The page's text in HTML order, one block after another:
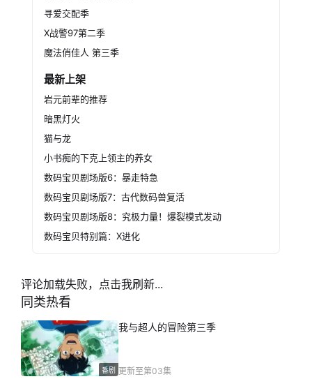
寻爱交配季
X战警97第二季
魔法俏佳人 第三季
最新上架
岩元前辈的推荐
暗黑灯火
猫与龙
小书痴的下克上领主的养女
数码宝贝剧场版6：暴走特急
数码宝贝剧场版7：古代数码兽复活
数码宝贝剧场版8：究极力量！爆裂模式发动
数码宝贝特别篇：X进化
评论加载失败，点击我刷新...
同类热看
番剧
我与超人的冒险第三季
更新至第03集